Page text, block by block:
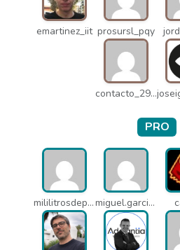
emartinez_iit prosursl_pqy
contacto_2906
PRO
mililitrosdeperfume_lao miguel.garcia_l25